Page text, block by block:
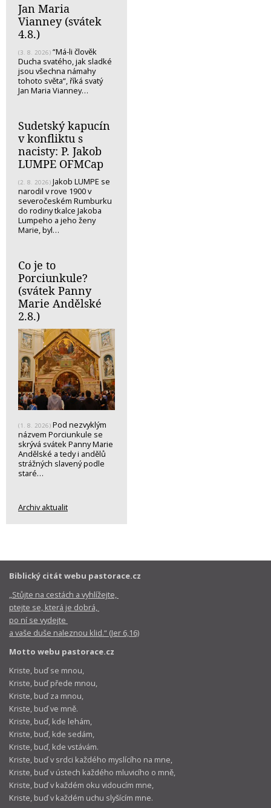
Jan Maria
Vianney (svátek
4.8.)
(3. 8. 2026) “Má-li člověk
Ducha svatého, jak sladké
jsou všechna námahy
tohoto světa“, říká svatý
Jan Maria Vianney…
Sudetský kapucín
v konfliktu s
nacisty: P. Jakob
LUMPE OFMCap
(2. 8. 2026) Jakob LUMPE se
narodil v rove 1900 v
severočeském Rumburku
do rodiny tkalce Jakoba
Lumpeho a jeho ženy
Marie, byl…
Co je to
Porciunkule?
(svátek Panny
Marie Andělské
2.8.)
(1. 8. 2026) Pod nezvyklým
názvem Porciunkule se
skrývá svátek Panny Marie
Andělské a tedy i andělů
strážných slavený podle
staré…
Archiv aktualit
Biblický citát webu pastorace.cz
„Stůjte na cestách a vyhlížejte,
ptejte se, která je dobrá,
po ní se vydejte
a vaše duše naleznou klid.“ (Jer 6,16)
Motto webu pastorace.cz
Kriste, buď se mnou,
Kriste, buď přede mnou,
Kriste, buď za mnou,
Kriste, buď ve mně.
Kriste, buď, kde lehám,
Kriste, buď, kde sedám,
Kriste, buď, kde vstávám.
Kriste, buď v srdci každého myslícího na mne,
Kriste, buď v ústech každého mluvicího o mně,
Kriste, buď v každém oku vidoucím mne,
Kriste, buď v každém uchu slyšícím mne.